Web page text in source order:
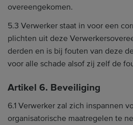
overeengekomen.
5.3 Verwerker staat in voor een
plichten uit deze
derden en is bij fouten van deze
voor alle schade alsof zij zelf de
Artikel 6. Beveiliging
6.1 Verwerker zal zich inspannen
organisatorische maatregelen te